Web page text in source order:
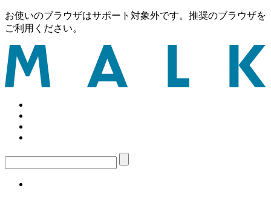
お使いのブラウザはサポート対象外です。推奨のブラウザを
ご利用ください。